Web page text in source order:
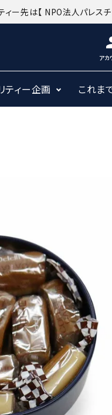
ィー先は【 NPO法人パレス
アカ
ティー企画 これま